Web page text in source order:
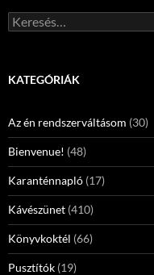
Keresés:
KATEGÓRIÁK
Az én rendszerváltásom (30)
Bienvenue! (48)
Karanténnapló (17)
Kávészünet (410)
Könyvkoktél (66)
Pusztítók (19)